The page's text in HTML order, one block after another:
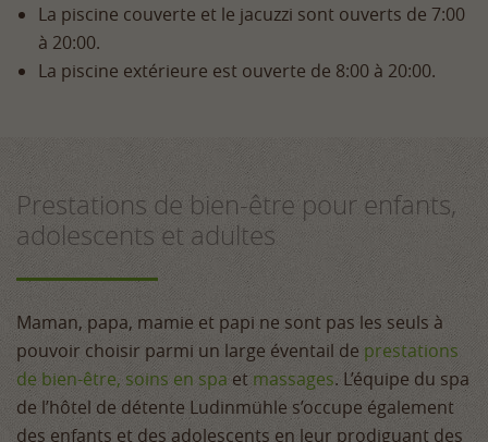
La piscine couverte et le jacuzzi sont ouverts de 7:00
à 20:00.
La piscine extérieure est ouverte de 8:00 à 20:00.
Prestations de bien-être pour enfants,
adolescents et adultes
Maman, papa, mamie et papi ne sont pas les seuls à
pouvoir choisir parmi un large éventail deprestations
de bien-être, soins en spaetmassages. L’équipe du spa
de l’hôtel de détente Ludinmühle s’occupe également
des enfants et des adolescents en leur prodiguant des